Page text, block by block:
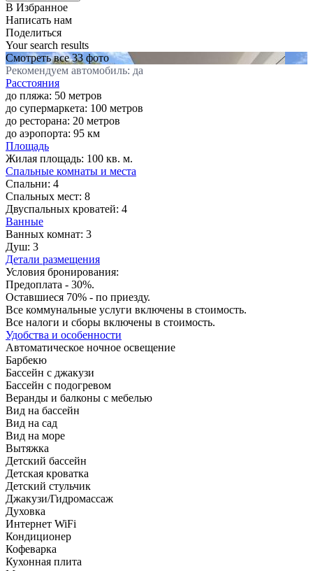
В Избранное
Написать нам
Поделиться
Your search results
Смотреть все 33 фото
Рекомендуем автомобиль: да
Расстояния
до пляжа: 50 метров
до супермаркета: 100 метров
до ресторана: 20 метров
до аэропорта: 95 км
Площадь
Жилая площадь: 100 кв. м.
Спальные комнаты и места
Спальни: 4
Спальных мест: 8
Двуспальных кроватей: 4
Ванные
Ванных комнат: 3
Душ: 3
Детали размещения
Условия бронирования:
Предоплата - 30%.
Оставшиеся 70% - по приезду.
Все коммунальные услуги включены в стоимость.
Все налоги и сборы включены в стоимость.
Удобства и особенности
Автоматическое ночное освещение
Барбекю
Бассейн с джакузи
Бассейн с подогревом
Веранды и балконы с мебелью
Вид на бассейн
Вид на сад
Вид на море
Вытяжка
Детский бассейн
Детская кроватка
Детский стульчик
Джакузи/Гидромассаж
Духовка
Интернет WiFi
Кондиционер
Кофеварка
Кухонная плита